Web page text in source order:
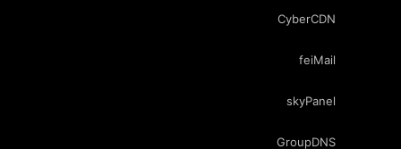
CyberCDN
feiMail
skyPanel
GroupDNS